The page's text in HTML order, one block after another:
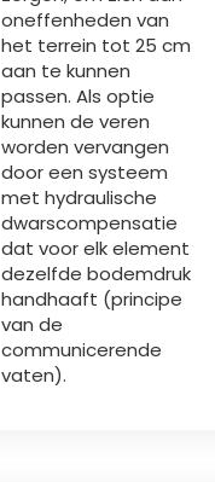
oneffenheden van
het terrein tot 25 cm
aan te kunnen
passen. Als optie
kunnen de veren
worden vervangen
door een systeem
met hydraulische
dwarscompensatie
dat voor elk element
dezelfde bodemdruk
handhaaft (principe
van de
communicerende
vaten).